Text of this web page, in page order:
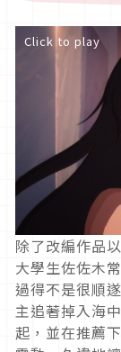
Click to play
除了改編作品
大學生佐佐木
過得不是很順
主追著掉入海
起，並在推薦